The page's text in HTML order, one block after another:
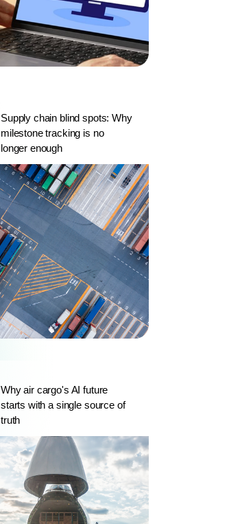
Supply chain blind spots: Why
milestone tracking is no
longer enough
Why air cargo's AI future
starts with a single source of
truth